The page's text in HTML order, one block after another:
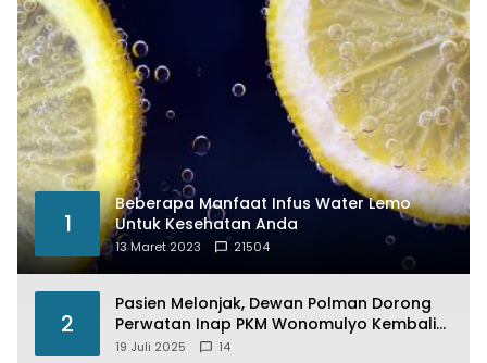
1
Beberapa Manfaat Infus Water Lemo
Untuk Kesehatan Anda
13 Maret 2023 21504
2
Pasien Melonjak, Dewan Polman Dorong
Perwatan Inap PKM Wonomulyo Kembali
di Fungsikan
19 Juli 2025 14